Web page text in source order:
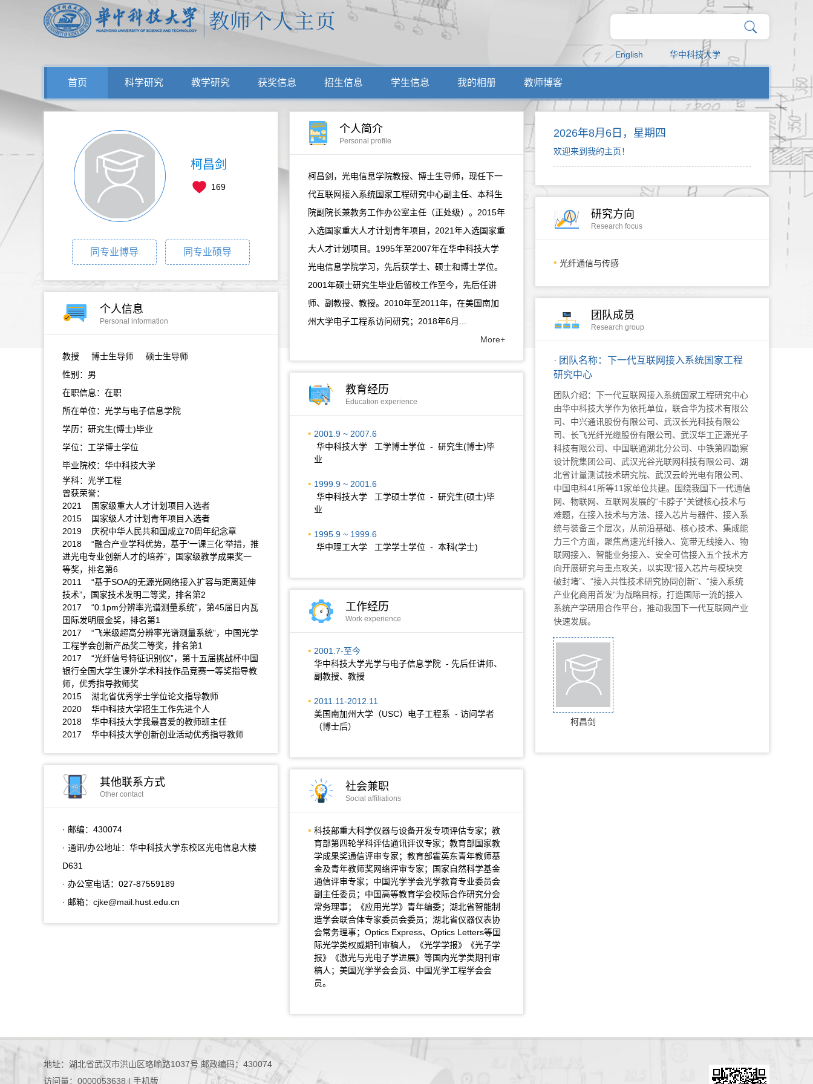
English 华中科技大学
首页 科学研究 教学研究 获奖信息 招生信息 学生信息 我的相册 教师博客
柯昌剑
169
同专业博导 同专业硕导
个人信息
Personal information
教授
博士生导师 硕士生导师
性别：男
在职信息：在职
所在单位：光学与电子信息学院
学历：研究生(博士)毕业
学位：工学博士学位
毕业院校：华中科技大学
学科：光学工程
曾获荣誉：
2021 国家级重大人才计划项目入选者
2015 国家级人才计划青年项目入选者
2019 庆祝中华人民共和国成立70周年纪念章
2018 “融合产业学科优势，基于‘一课三化’举措，推
进光电专业创新人才的培养”，国家级教学成果奖一
等奖，排名第6
2011 “基于SOA的无源光网络接入扩容与距离延伸
技术”，国家技术发明二等奖，排名第2
2017 “0.1pm分辨率光谱测量系统”，第45届日内瓦
国际发明展金奖，排名第1
2017 “飞米级超高分辨率光谱测量系统”，中国光学
工程学会创新产品奖二等奖，排名第1
2017 “光纤信号特征识别仪”，第十五届挑战杯中国
银行全国大学生课外学术科技作品竞赛一等奖指导教
师，优秀指导教师奖
2015 湖北省优秀学士学位论文指导教师
2020 华中科技大学招生工作先进个人
2018 华中科技大学我最喜爱的教师班主任
2017 华中科技大学创新创业活动优秀指导教师
其他联系方式
Other contact
· 邮编： 430074
· 通讯/办公地址： 华中科技大学东校区光电信息大楼
D631
· 办公室电话： 027-87559189
· 邮箱： cjke@mail.hust.edu.cn
个人简介
Personal profile
柯昌剑，光电信息学院教授、博士生导师，现任下一
代互联网接入系统国家工程研究中心副主任、本科生
院副院长兼教务工作办公室主任（正处级）。2015年
入选国家重大人才计划青年项目，2021年入选国家重
大人才计划项目。1995年至2007年在华中科技大学
光电信息学院学习，先后获学士、硕士和博士学位。
2001年硕士研究生毕业后留校工作至今，先后任讲
师、副教授、教授。2010年至2011年，在美国南加
州大学电子工程系访问研究；2018年6月...
More+
教育经历
Education experience
2001.9 ~ 2007.6
华中科技大学 工学博士学位 - 研究生(博士)毕
业
1999.9 ~ 2001.6
华中科技大学 工学硕士学位 - 研究生(硕士)毕
业
1995.9 ~ 1999.6
华中理工大学 工学学士学位 - 本科(学士)
工作经历
Work experience
2001.7-至今
华中科技大学光学与电子信息学院 - 先后任讲师、
副教授、教授
2011.11-2012.11
美国南加州大学（USC）电子工程系 - 访问学者
（博士后）
社会兼职
Social affiliations
科技部重大科学仪器与设备开发专项评估专家；教
育部第四轮学科评估通讯评议专家；教育部国家教
学成果奖通信评审专家；教育部霍英东青年教师基
金及青年教师奖网络评审专家；国家自然科学基金
通信评审专家；中国光学学会光学教育专业委员会
副主任委员；中国高等教育学会校际合作研究分会
常务理事；《应用光学》青年编委；湖北省智能制
造学会联合体专家委员会委员；湖北省仪器仪表协
会常务理事；Optics Express、Optics Letters等国
际光学类权威期刊审稿人，《光学学报》《光子学
报》《激光与光电子学进展》等国内光学类期刊审
稿人；美国光学学会会员、中国光学工程学会会
员。
2026年8月6日，星期四
欢迎来到我的主页！
研究方向
Research focus
光纤通信与传感
团队成员
Research group
· 团队名称：下一代互联网接入系统国家工程
研究中心
团队介绍：下一代互联网接入系统国家工程研究中心
由华中科技大学作为依托单位，联合华为技术有限公
司、中兴通讯股份有限公司、武汉长光科技有限公
司、长飞光纤光缆股份有限公司、武汉华工正源光子
科技有限公司、中国联通湖北分公司、中铁第四勘察
设计院集团公司、武汉光谷光联网科技有限公司、湖
北省计量测试技术研究院、武汉云岭光电有限公司、
中国电科41所等11家单位共建。围绕我国下一代通信
网、物联网、互联网发展的“卡脖子”关键核心技术与
难题，在接入技术与方法、接入芯片与器件、接入系
统与装备三个层次，从前沿基础、核心技术、集成能
力三个方面，聚焦高速光纤接入、宽带无线接入、物
联网接入、智能业务接入、安全可信接入五个技术方
向开展研究与重点攻关，以实现“接入芯片与模块突
破封堵”、“接入共性技术研究协同创新”、“接入系统
产业化商用首发”为战略目标，打造国际一流的接入
系统产学研用合作平台，推动我国下一代互联网产业
快速发展。
柯昌剑
地址：湖北省武汉市洪山区珞喻路1037号 邮政编码：430074
访问量： 0000053638 | 手机版